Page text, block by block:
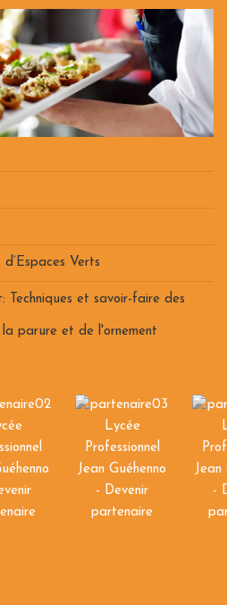
Verts
et savoir-faire des
parure et de l'ornement